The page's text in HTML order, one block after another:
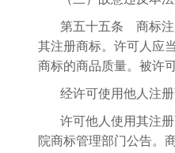
第五十五条 商标注
其注册商标。许可人应
商标的商品质量。被许
经许可使用他人注
许可他人使用其注
院商标管理部门公告。